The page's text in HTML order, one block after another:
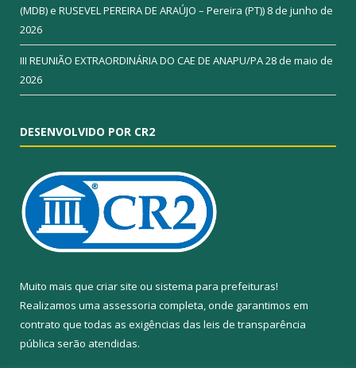
(MDB) e RUSEVEL PEREIRA DE ARAÚJO – Pereira (PT)) 8 de junho de
2026
III REUNIÃO EXTRAORDINÁRIA DO CAE DE ANAPU/PA28 de maio de
2026
DESENVOLVIDO POR CR2
Muito mais que criar site ou sistema para prefeituras!
Realizamos uma assessoria completa, onde garantimos em
contrato que todas as exigências das leis de transparência
pública serão atendidas.